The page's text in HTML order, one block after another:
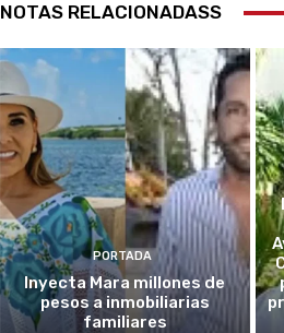
NOTAS RELACIONADASS
PORTADA
Inyecta Mara millones de
pesos a inmobiliarias
familiares